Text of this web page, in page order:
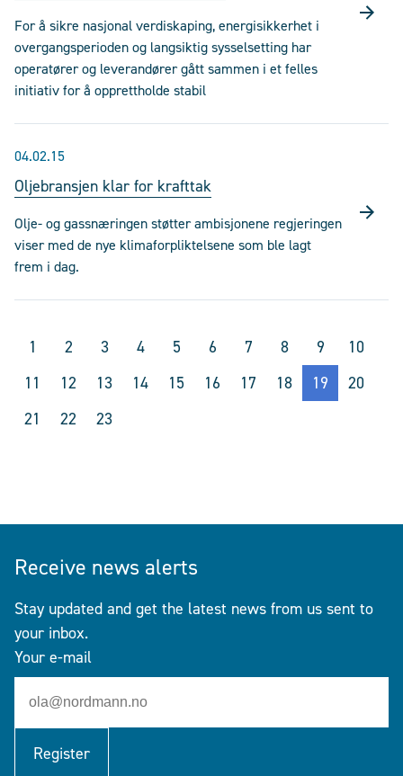
For å sikre nasjonal verdiskaping, energisikkerhet i
overgangsperioden og langsiktig sysselsetting har
operatører og leverandører gått sammen i et felles
initiativ for å opprettholde stabil
04.02.15
Oljebransjen klar for krafttak
Olje- og gassnæringen støtter ambisjonene regjeringen
viser med de nye klimaforpliktelsene som ble lagt
frem i dag.
1 2 3 4 5 6 7 8 9
10
11
12 13 14 15 16 17 18 19
20
21
22 23
Receive news alerts
Stay updated and get the latest news from us sent to
your inbox.
Your e-mail
Register